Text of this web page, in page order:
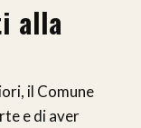
alla
il Comune
e di aver